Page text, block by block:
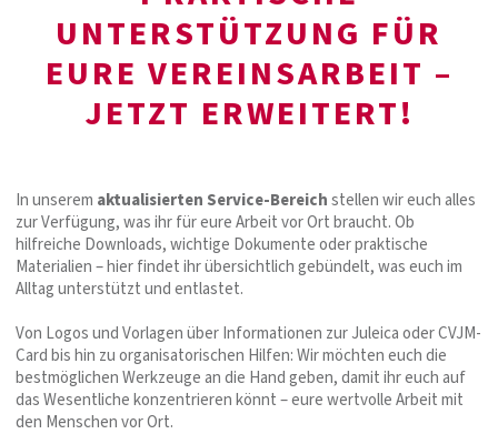
UNTERSTÜTZUNG FÜR
EURE VEREINSARBEIT –
JETZT ERWEITERT!
In unserem aktualisierten Service-Bereichstellen wir euch alles
zur Verfügung, was ihr für eure Arbeit vor Ort braucht. Ob
hilfreiche Downloads, wichtige Dokumente oder praktische
Materialien – hier findet ihr übersichtlich gebündelt, was euch im
Alltag unterstützt und entlastet.
Von Logos und Vorlagen über Informationen zur Juleica oder CVJM-
Card bis hin zu organisatorischen Hilfen: Wir möchten euch die
bestmöglichen Werkzeuge an die Hand geben, damit ihr euch auf
das Wesentliche konzentrieren könnt – eure wertvolle Arbeit mit
den Menschen vor Ort.